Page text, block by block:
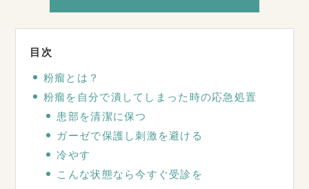
粉瘤とは？
粉瘤を自分で潰してしまった時の応急処置
患部を清潔に保つ
ガーゼで保護し刺激を避ける
冷やす
こんな状態なら今すぐ受診を